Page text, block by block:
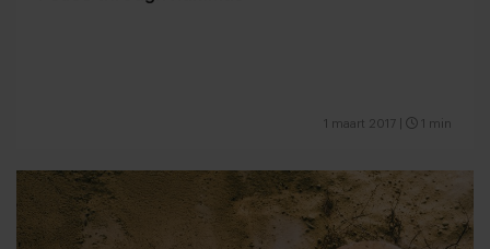
1 maart 2017 1 min